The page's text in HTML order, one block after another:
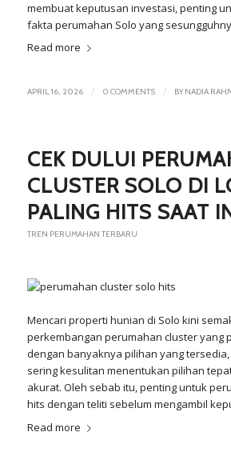
membuat keputusan investasi, penting
fakta perumahan Solo yang
Read more
APRIL 16, 2026 / 0 COMMENTS / BYNADIA
CEK DULU!
CLUSTER SOLO DI
PALING HITS SAAT
TREN PERUMAHAN TERBARU
Mencari properti hunian di Solo kini
perkembangan perumahan cluster yang
dengan banyaknya pilihan yang
sering kesulitan menentukan pilihan
akurat. Oleh sebab itu, penting untuk
hits dengan teliti sebelum mengambil
Read more